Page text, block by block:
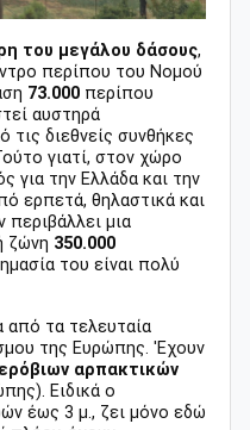
του μεγάλου δάσους,
περίπου του Νομού
73.000 περίπου
αυστηρά
διεθνείς συνθήκες
γιατί, στον χώρο
για την Ελλάδα και την
ερπετά, θηλαστικά και
περιβάλλει μια
ζώνη 350.000
του είναι πολύ
από τα τελευταία
της Ευρώπης. 'Eχουν
αρπακτικών
Ειδικά ο
έως 3 μ., ζει μόνο εδώ